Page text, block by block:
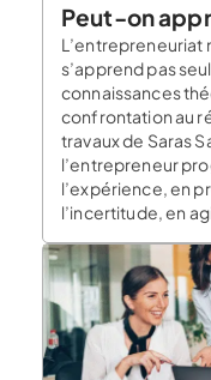
Peut-on
L’entrepreneuriat
s’apprend pas
connaissances
confrontation au
travaux de Saras
l’entrepreneur
l’expérience, en
l’incertitude, en